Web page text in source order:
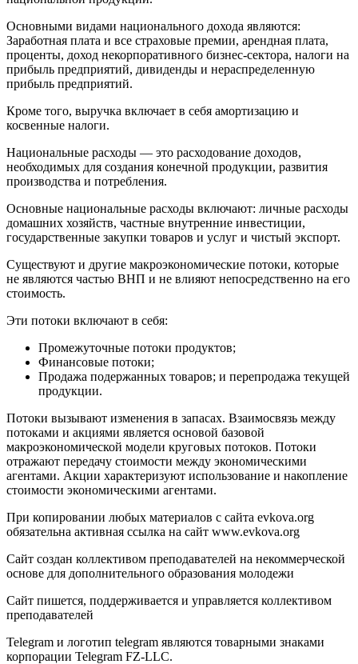
Основными видами национального дохода являются:
Заработная плата и все страховые премии, арендная плата,
проценты, доход некорпоративного бизнес-сектора, налоги на
прибыль предприятий, дивиденды и нераспределенную
прибыль предприятий.
Кроме того, выручка включает в себя амортизацию и
косвенные налоги.
Национальные расходы — это расходование доходов,
необходимых для создания конечной продукции, развития
производства и потребления.
Основные национальные расходы включают: личные расходы
домашних хозяйств, частные внутренние инвестиции,
государственные закупки товаров и услуг и чистый экспорт.
Существуют и другие макроэкономические потоки, которые
не являются частью ВНП и не влияют непосредственно на его
стоимость.
Эти потоки включают в себя:
Промежуточные потоки продуктов;
Финансовые потоки;
Продажа подержанных товаров; и перепродажа текущей
продукции.
Потоки вызывают изменения в запасах. Взаимосвязь между
потоками и акциями является основой базовой
макроэкономической модели круговых потоков. Потоки
отражают передачу стоимости между экономическими
агентами. Акции характеризуют использование и накопление
стоимости экономическими агентами.
При копировании любых материалов с сайта evkova.org
обязательна активная ссылка на сайт www.evkova.org
Сайт создан коллективом преподавателей на некоммерческой
основе для дополнительного образования молодежи
Сайт пишется, поддерживается и управляется коллективом
преподавателей
Telegram и логотип telegram являются товарными знаками
корпорации Telegram FZ-LLC.